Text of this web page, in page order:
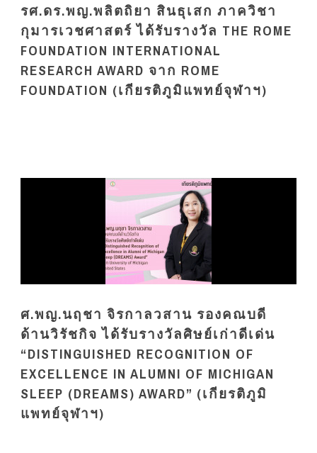
รศ.ดร.พญ.พลิตถิยา สินธุเสก ภาควิชา
กุมารเวชศาสตร์ ได้รับรางวัล THE ROME
FOUNDATION INTERNATIONAL
RESEARCH AWARD จาก ROME
FOUNDATION (เกียรติภูมิแพทย์จุฬาฯ)
ศ.พญ.นฤชา จิรกาลวสาน รองคณบดี
ด้านวิรัชกิจ ได้รับรางวัลศิษย์เก่าดีเด่น
“DISTINGUISHED RECOGNITION OF
EXCELLENCE IN ALUMNI OF MICHIGAN
SLEEP (DREAMS) AWARD” (เกียรติภูมิ
แพทย์จุฬาฯ)